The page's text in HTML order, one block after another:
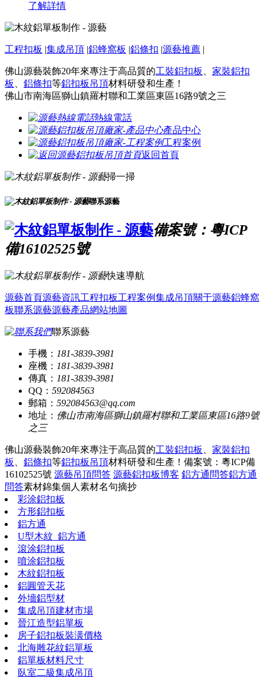
了解詳情
工程扣板 |集成吊頂 |鋁蜂窩板 |鋁條扣 |源藝推薦 |
佛山源藝裝飾20年來專注于高品質的工裝鋁扣板
家裝鋁扣
板
鋁條扣等鋁扣板吊頂材料研發和生產！
佛山市南海區獅山鎮羅村聯和工業區東區16路9號之三
熱線電話
產品中心
工程案例
返回首頁
掃一掃
聯系源藝
備案號：粵ICP
備16102525號
快速導航
源藝首頁源藝資訊工程扣板工程案例集成吊頂關于源藝鋁蜂窩
板聯系源藝源藝產品網站地圖
聯系源藝
手機： 181-3839-3981
座機： 181-3839-3981
傳真： 181-3839-3981
QQ： 592084563
郵箱： 592084563@qq.com
地址： 佛山市南海區獅山鎮羅村聯和工業區東區16路9號
之三
佛山源藝裝飾20年來專注于高品質的工裝鋁扣板
家裝鋁扣
板
鋁條扣等鋁扣板吊頂材料研發和生產！ 備案號：粵ICP備
16102525號 源藝吊頂問答 源藝鋁扣板博客 鋁方通問答鋁方通
問答素材錦集個人素材名句摘抄
彩涂鋁扣板
方形鋁扣板
鋁方通
U型木紋_鋁方通
滾涂鋁扣板
噴涂鋁扣板
木紋鋁扣板
鋁圓管天花
外墻鋁型材
集成吊頂建材市場
晉江造型鋁單板
房子鋁扣板裝潢價格
北海雕花紋鋁單板
鋁單板材料尺寸
臥室二級集成吊頂